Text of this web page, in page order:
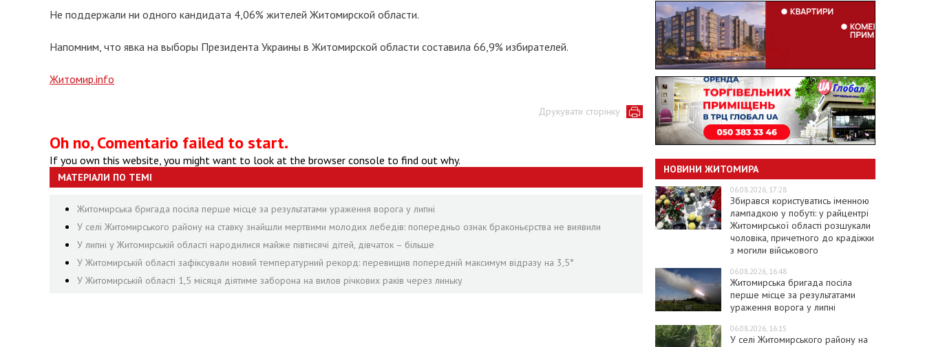
Не поддержали ни одного кандидата 4,06% жителей Житомирской области.
Напомним, что явка на выборы Президента Украины в Житомирской области составила 66,9% избирателей.
Житомир.info
Друкувати сторінку
Oh no, Comentario failed to start.
If you own this website, you might want to look at the browser console to find out why.
МАТЕРІАЛИ ПО ТЕМІ
Житомирська бригада посіла перше місце за результатами ураження ворога у липні
У селі Житомирського району на ставку знайшли мертвими молодих лебедів: попередньо ознак браконьєрства не виявили
У липні у Житомирській області народилися майже півтисячі дітей, дівчаток – більше
У Житомирській області зафіксували новий температурний рекорд: перевищив попередній максимум відразу на 3,5°
У Житомирській області 1,5 місяця діятиме заборона на вилов річкових раків через линьку
НОВИНИ ЖИТОМИРА
06.08.2026, 17:28
Збирався користуватись іменною
лампадкою у побуті: у райцентрі
Житомирської області розшукали
чоловіка, причетного до крадіжки
з могили військового
06.08.2026, 16:48
Житомирська бригада посіла
перше місце за результатами
ураження ворога у липні
06.08.2026, 16:15
У селі Житомирського району на